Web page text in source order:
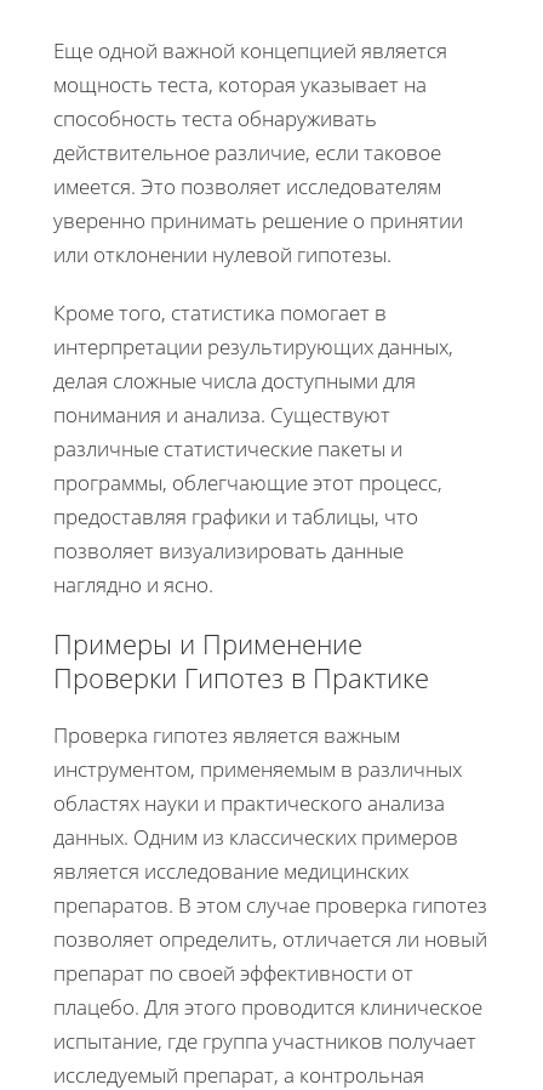
Еще одной важной концепцией является
мощность теста, которая указывает на
способность теста обнаруживать
действительное различие, если таковое
имеется. Это позволяет исследователям
уверенно принимать решение о принятии
или отклонении нулевой гипотезы.
Кроме того, статистика помогает в
интерпретации результирующих данных,
делая сложные числа доступными для
понимания и анализа. Существуют
различные статистические пакеты и
программы, облегчающие этот процесс,
предоставляя графики и таблицы, что
позволяет визуализировать данные
наглядно и ясно.
Примеры и Применение
Проверки Гипотез в Практике
Проверка гипотез является важным
инструментом, применяемым в различных
областях науки и практического анализа
данных. Одним из классических примеров
является исследование медицинских
препаратов. В этом случае проверка гипотез
позволяет определить, отличается ли новый
препарат по своей эффективности от
плацебо. Для этого проводится клиническое
испытание, где группа участников получает
исследуемый препарат, а контрольная